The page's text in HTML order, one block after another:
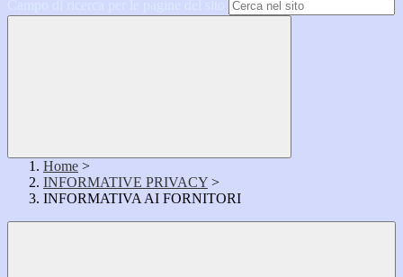
Home >
INFORMATIVE PRIVACY >
INFORMATIVA AI FORNITORI